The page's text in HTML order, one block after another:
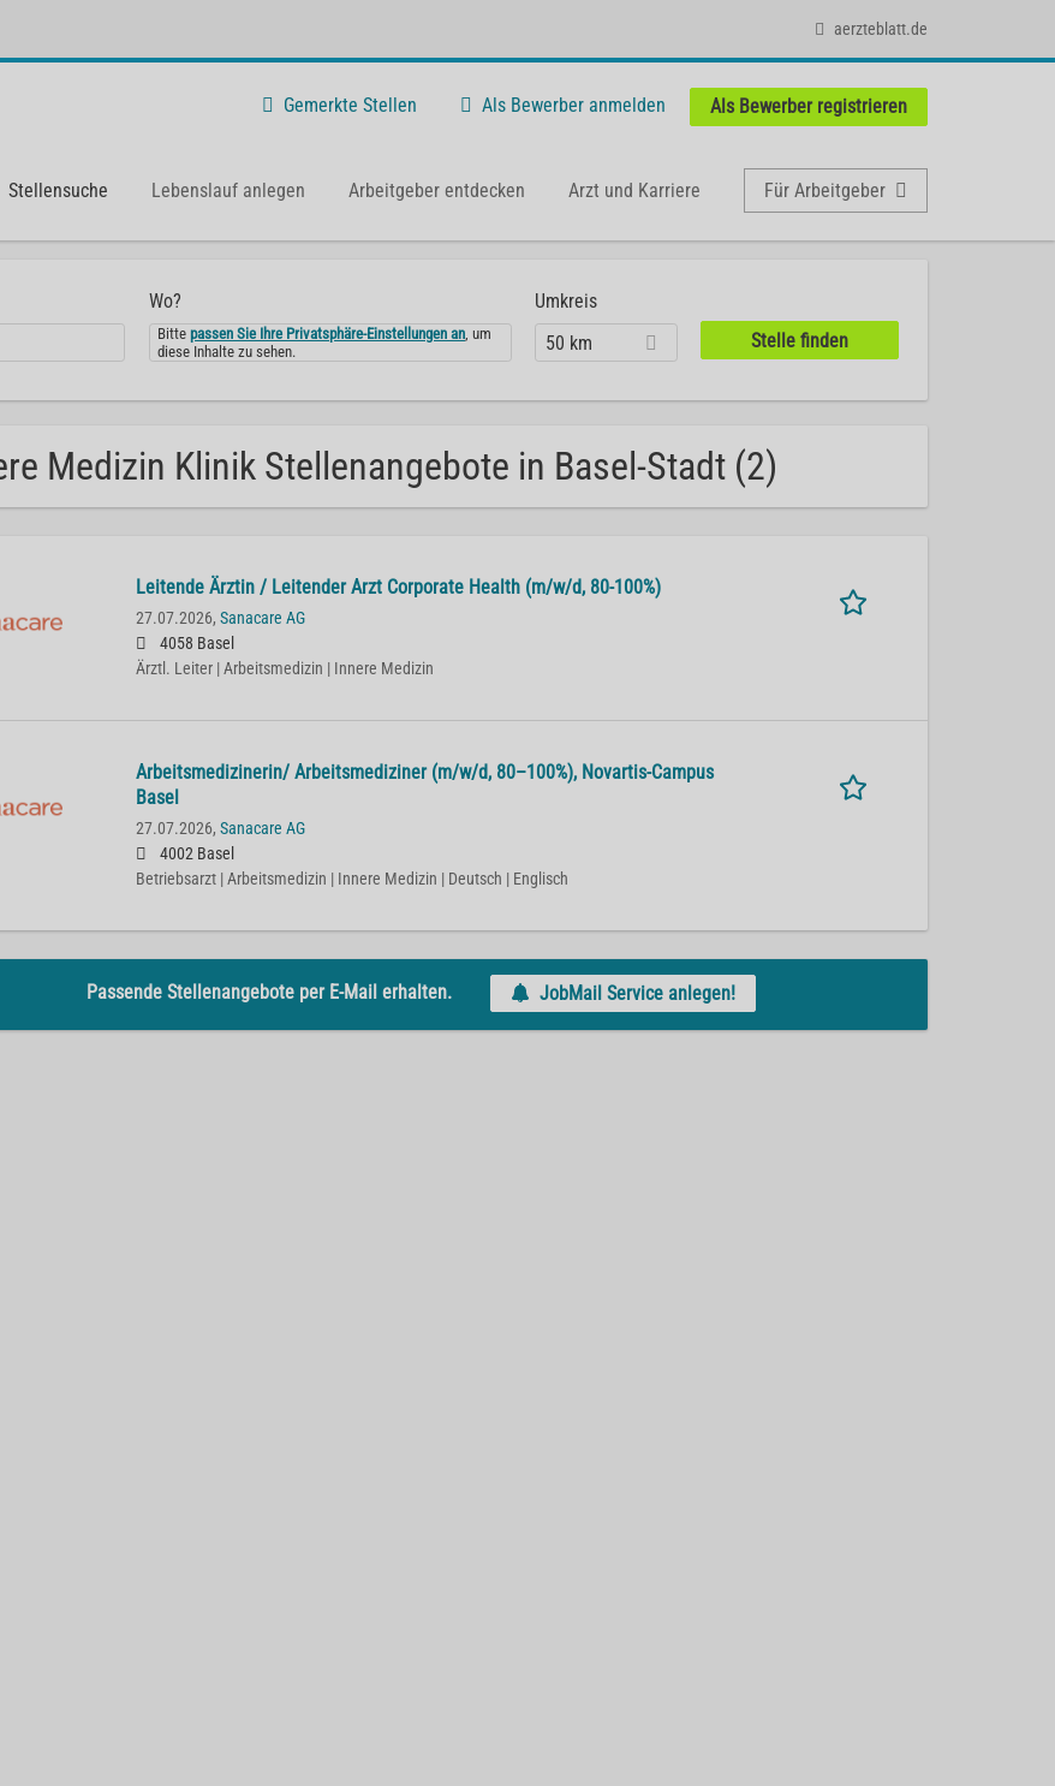
aerzteblatt.de
Gemerkte Stellen Als Bewerber anmelden Als Bewerber registrieren
Stellensuche Lebenslauf anlegen Arbeitgeber entdecken Arzt und Karriere Für Arbeitgeber
Wo?
Bittepassen Sie Ihre Privatsphäre-Einstellungen an, um
diese Inhalte zu sehen.
Umkreis
50 km
Medizin Klinik Stellenangebote in Basel-Stadt (2)
Lei­ten­de Ärz­tin / Lei­ten­der Arzt Cor­po­ra­te He­alth (m/w/d, 80-100%)
27.07.2026, Sanacare AG
4058 Basel
Ärztl. Leiter | Arbeitsmedizin | Innere Medizin
Ar­beits­me­di­zi­ne­rin/ Ar­beits­me­di­zi­ner (m/w/d, 80–100%), No­var­tis-Cam­pus
Basel
27.07.2026, Sanacare AG
4002 Basel
Betriebsarzt | Arbeitsmedizin | Innere Medizin | Deutsch | Englisch
Passende Stellenangebote per E-Mail erhalten. JobMail Service anlegen!